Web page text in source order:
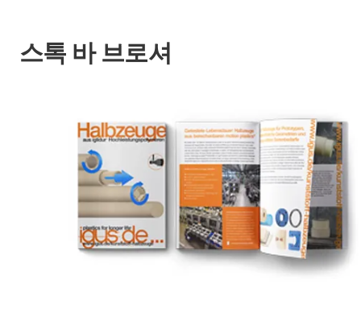
스톡 바 브로셔